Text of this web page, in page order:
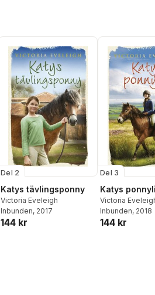
Del 2
Katys tävlingsponny
Victoria Eveleigh
Inbunden, 2017
144 kr
Del 3
Katys
Victoria
Inbunden, 2018
144 kr